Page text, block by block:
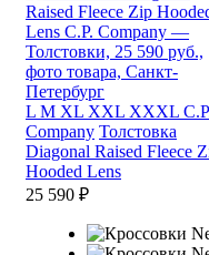
L M XL XXL XXXL
Company Толстовка
Diagonal Raised Fleece
Hooded Lens
25 590 ₽